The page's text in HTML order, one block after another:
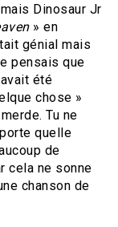
Dinosaur Jr
» en
génial mais
pensais que
été
chose »
Tu ne
quelle
de
cela ne sonne
chanson de